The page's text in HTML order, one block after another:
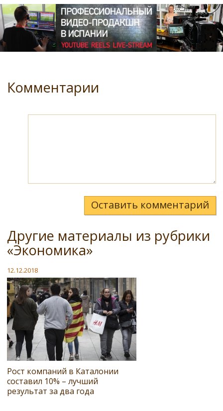
Комментарии
Оставить комментарий
Другие материалы из рубрики
«Экономика»
12.12.2018
Рост компаний в Каталонии
составил 10% – лучший
результат за два года